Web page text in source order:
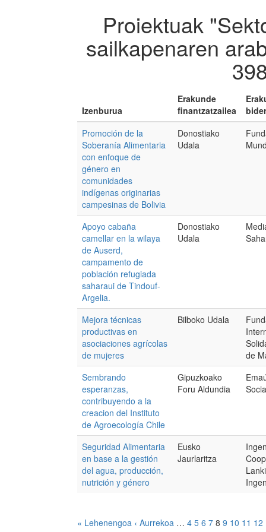
Proiektuak
sailkapenaren
Izenburua
Erakunde
finantzatzailea
Promoción de la
Soberanía Alimentaria
con enfoque de
género en
comunidades
indígenas originarias
campesinas de Bolivia
Donostiako
Udala
Apoyo cabaña
camellar en la wilaya
de Auserd,
campamento de
población refugiada
saharaui de Tindouf-
Argelia.
Donostiako
Udala
Mejora técnicas
productivas en
asociaciones agrícolas
de mujeres
Bilboko Udala
de
Sembrando
esperanzas,
contribuyendo a la
creacion del Instituto
de Agroecología Chile
Gipuzkoako
Foru Aldundia
Seguridad Alimentaria
en base a la gestión
del agua, producción,
nutrición y género
Eusko
Jaurlaritza
« Lehenengoa ‹ Aurrekoa … 4 5 6 7 8 9 10 11 12